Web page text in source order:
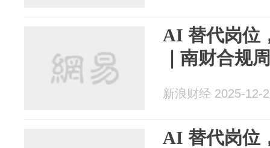
AI 替代岗位
｜南财合规
新浪财经 2025-12-
AI 替代岗位